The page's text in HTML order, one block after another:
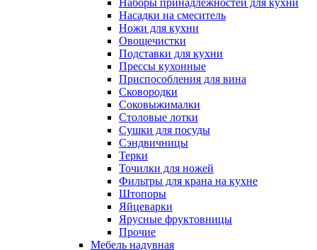
Наборы принадлежностей для кухни
Насадки на смеситель
Ножи для кухни
Овощечистки
Подставки для кухни
Прессы кухонные
Приспособления для вина
Сковородки
Соковыжималки
Столовые лотки
Сушки для посуды
Сэндвичницы
Терки
Точилки для ножей
Фильтры для крана на кухне
Штопоры
Яйцеварки
Ярусные фруктовницы
Прочие
Мебель надувная